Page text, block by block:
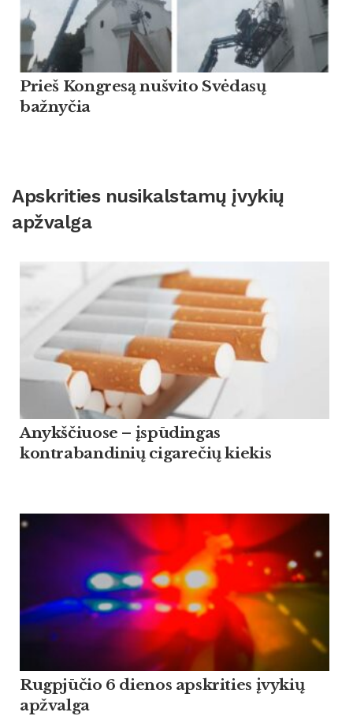
Prieš Kongresą nušvito Svėdasų
bažnyčia
Apskrities nusikalstamų įvykių
apžvalga
Anykščiuose – įspūdingas
kontrabandinių cigarečių kiekis
Rugpjūčio 6 dienos apskrities įvykių
apžvalga